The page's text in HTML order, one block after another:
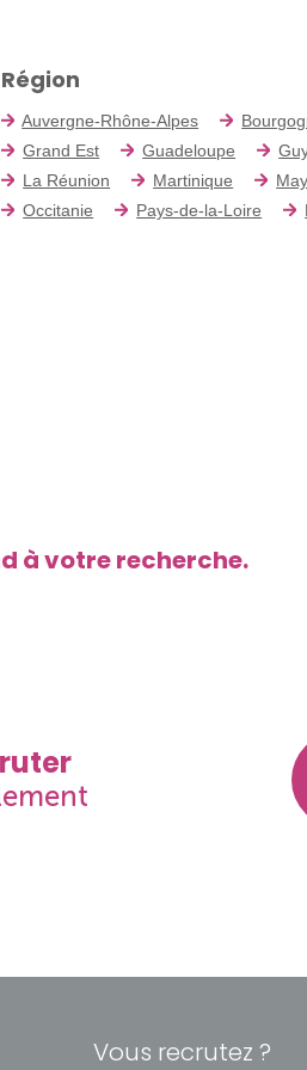
Région
Auvergne-Rhône-Alpes
Grand Est
Guadeloupe
La Réunion
Martinique
Occitanie
Pays-de-la-Loire
à votre recherche.
Vous recrutez ?